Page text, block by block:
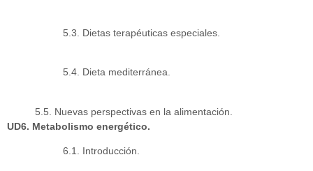
5.3. Dietas terapéuticas especiales.
5.4. Dieta mediterránea.
5.5. Nuevas perspectivas en la alimentación.
UD6. Metabolismo energético.
6.1. Introducción.